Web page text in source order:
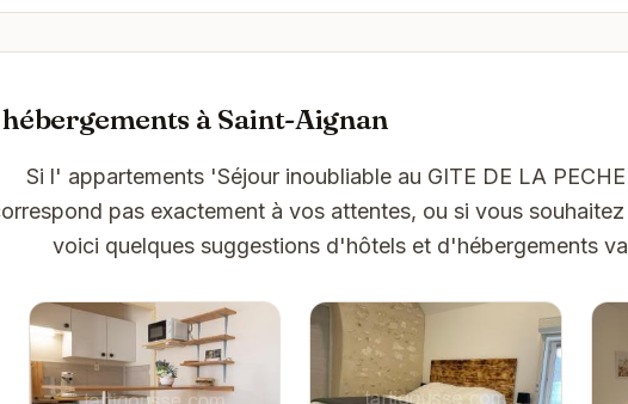
à Saint-Aignan
Si l' appartements 'Séjour inoubliable au GITE DE LA
pas exactement à vos attentes, ou si vous
voici quelques suggestions d'hôtels et d'hébergements